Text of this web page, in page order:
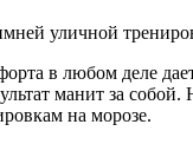
в любом деле
манит за собой.
на морозе.